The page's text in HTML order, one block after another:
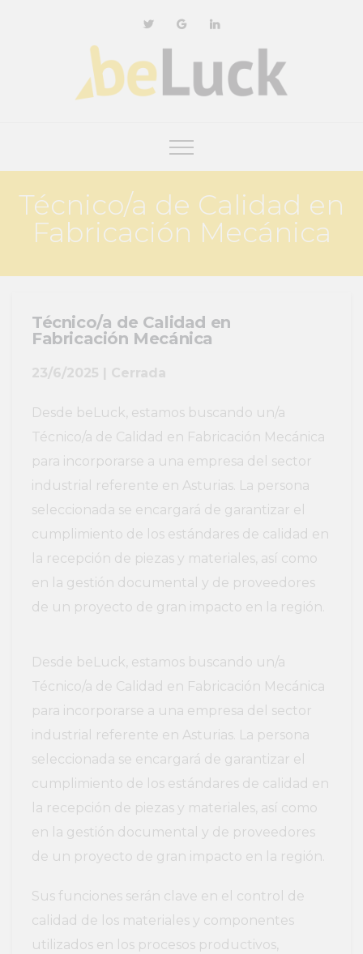
Técnico/a de Calidad en
Fabricación Mecánica
Técnico/a de Calidad en
Fabricación Mecánica
23/6/2025 | Cerrada
Desde beLuck, estamos buscando un/a
Técnico/a de Calidad en Fabricación Mecánica
para incorporarse a una empresa del sector
industrial referente en Asturias. La persona
seleccionada se encargará de garantizar el
cumplimiento de los estándares de calidad en
la recepción de piezas y materiales, así como
en la gestión documental y de proveedores
de un proyecto de gran impacto en la región.
Desde beLuck, estamos buscando un/a
Técnico/a de Calidad en Fabricación Mecánica
para incorporarse a una empresa del sector
industrial referente en Asturias. La persona
seleccionada se encargará de garantizar el
cumplimiento de los estándares de calidad en
la recepción de piezas y materiales, así como
en la gestión documental y de proveedores
de un proyecto de gran impacto en la región.
Sus funciones serán clave en el control de
calidad de los materiales y componentes
utilizados en los procesos productivos,